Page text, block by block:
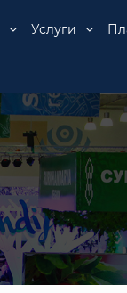
Услуги